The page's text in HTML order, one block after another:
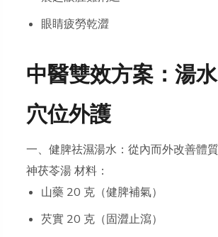
眼睛疲勞乾澀
中醫雙效方案：湯
穴位外護
一、健脾祛濕湯水：從內而外改善體
神茯苓湯 材料：
山藥 20 克（健脾補氣）
芡實 20 克（固澀止瀉）